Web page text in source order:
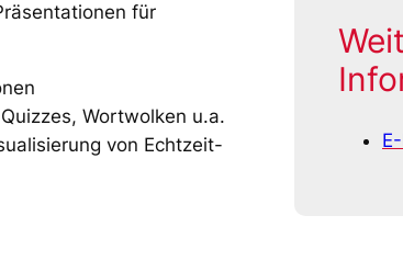
für
Wortwolken u.a.
von Echtzeit-